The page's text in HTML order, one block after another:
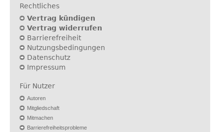
Rechtliches
Vertrag kündigen
Vertrag widerrufen
Barrierefreiheit
Nutzungsbedingungen
Datenschutz
Impressum
Für Nutzer
Autoren
Mitgliedschaft
Mitmachen
Barrierefreiheitsprobleme